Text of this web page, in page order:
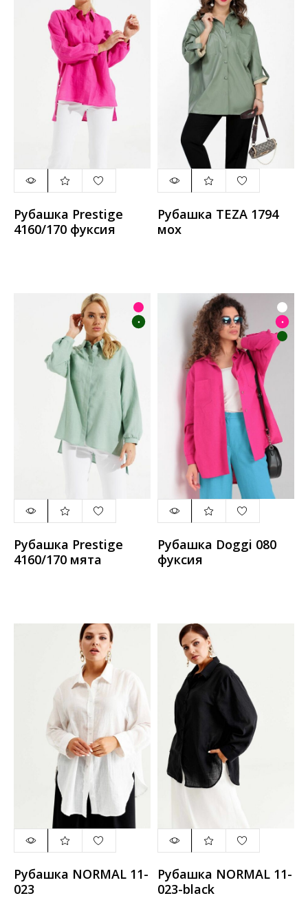
Рубашка Prestige
4160/170 фуксия
Рубашка TEZA 1794
мох
Рубашка Prestige
4160/170 мята
Рубашка Doggi 080
фуксия
Рубашка NORMAL 11-
023
Рубашка NORMAL 11-
023-black